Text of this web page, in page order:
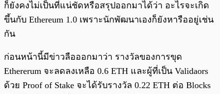
ก็ยังคงไม่เป็นที่แน่ชัดหรือสรุปออกมาได้ว่า อะไรจะเกิด
ขึ้นกับ Ethereum 1.0 เพราะนักพัฒนาเองก็ยังหารืออยู่เช่น
กัน
ก่อนหน้านี้มีข่าวลือออกมาว่า รางวัลของการขุด
Ethererum จะลดลงเหลือ 0.6 ETH และผู้ที่เป็น Validaors
ด้วย Proof of Stake จะได้รับรางวัล 0.22 ETH ต่อ Blocks